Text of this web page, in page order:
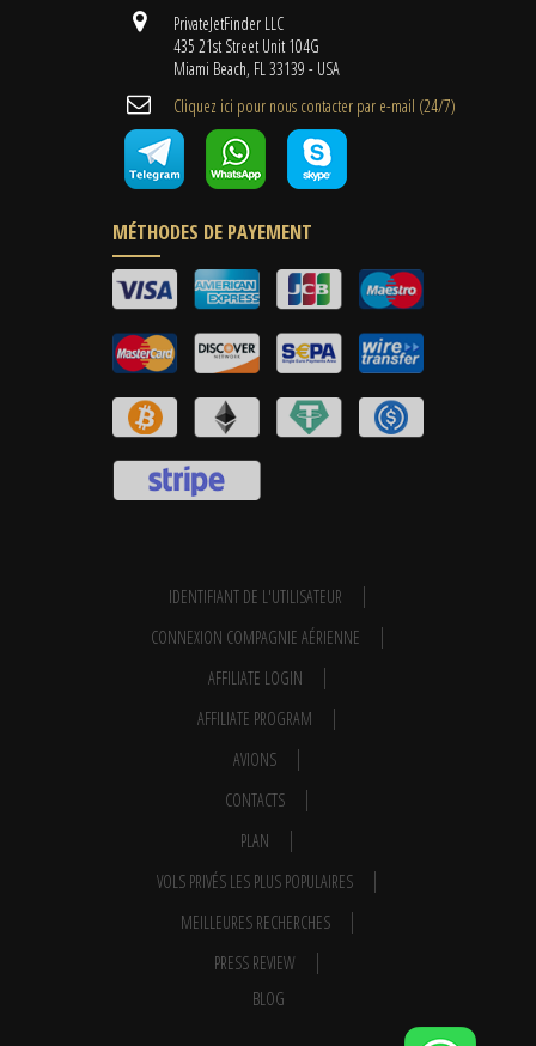
PrivateJetFinder LLC
435 21st Street Unit 104G
Miami Beach, FL 33139 - USA
Cliquez ici pour nous contacter par e-mail (24/7)
MÉTHODES DE PAYEMENT
IDENTIFIANT DE L'UTILISATEUR
CONNEXION COMPAGNIE AÉRIENNE
AFFILIATE LOGIN
AFFILIATE PROGRAM
AVIONS
CONTACTS
PLAN
VOLS PRIVÉS LES PLUS POPULAIRES
MEILLEURES RECHERCHES
PRESS REVIEW
BLOG